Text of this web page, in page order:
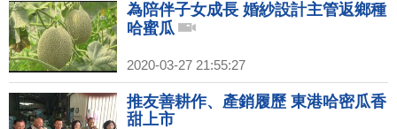
為陪伴子女成長 婚紗設計主管返鄉種
哈蜜瓜
2020-03-27 21:55:27
推友善耕作、產銷履歷 東港哈密瓜香
甜上市